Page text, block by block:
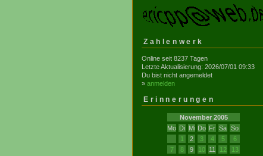
Zahlenwerk
Online seit 8237 Tagen
Letzte Aktualisierung: 2026/07/01 09:33
Du bist nicht angemeldet
» anmelden
Erinnerungen
November 2005
Mo Di Mi Do Fr Sa So
1
2 3 4 5
6
7
8 9 10 11 12
13